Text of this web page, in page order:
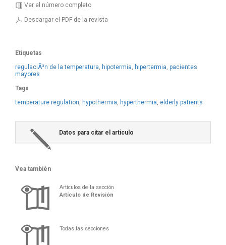
Ver el número completo
Descargar el PDF de la revista
Etiquetas
regulaciÃ³n de la temperatura, hipotermia, hipertermia, pacientes
mayores
Tags
temperature regulation, hypothermia, hyperthermia, elderly patients
Datos para citar el articulo
Vea también
Artículos de la sección
Artículo de Revisión
Todas las secciones